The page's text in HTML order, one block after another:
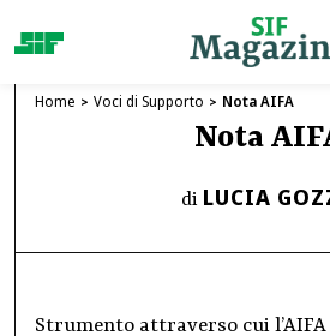
Home Voci di Supporto Nota AIFA
Nota
di LUCIA
Strumento attraverso cui